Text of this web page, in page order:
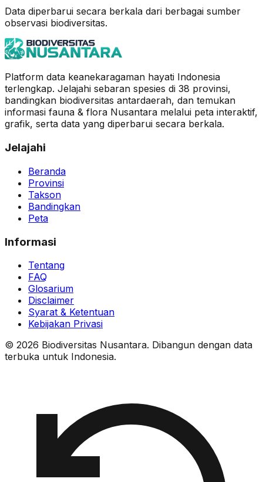
Data diperbarui secara berkala dari berbagai sumber
observasi biodiversitas.
Platform data keanekaragaman hayati Indonesia
terlengkap. Jelajahi sebaran spesies di 38 provinsi,
bandingkan biodiversitas antardaerah, dan temukan
informasi fauna & flora Nusantara melalui peta interaktif,
grafik, serta data yang diperbarui secara berkala.
Jelajahi
Beranda
Provinsi
Takson
Bandingkan
Peta
Informasi
Tentang
FAQ
Glosarium
Disclaimer
Syarat & Ketentuan
Kebijakan Privasi
© 2026 Biodiversitas Nusantara. Dibangun dengan data
terbuka untuk Indonesia.